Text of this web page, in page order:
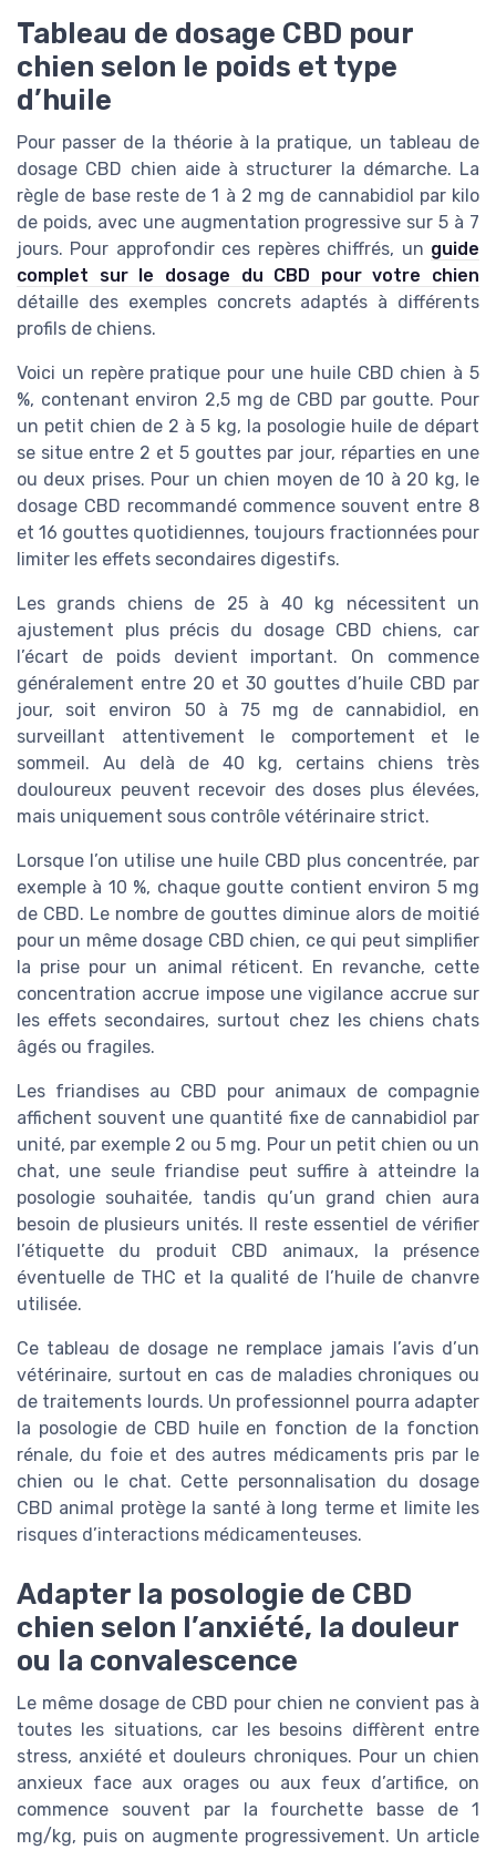
Tableau de dosage CBD pour
chien selon le poids et type
d’huile
Pour passer de la théorie à la pratique, un tableau de
dosage CBD chien aide à structurer la démarche. La
règle de base reste de 1 à 2 mg de cannabidiol par kilo
de poids, avec une augmentation progressive sur 5 à 7
jours. Pour approfondir ces repères chiffrés, un guide
complet sur le dosage du CBD pour votre chien
détaille des exemples concrets adaptés à différents
profils de chiens.
Voici un repère pratique pour une huile CBD chien à 5
%, contenant environ 2,5 mg de CBD par goutte. Pour
un petit chien de 2 à 5 kg, la posologie huile de départ
se situe entre 2 et 5 gouttes par jour, réparties en une
ou deux prises. Pour un chien moyen de 10 à 20 kg, le
dosage CBD recommandé commence souvent entre 8
et 16 gouttes quotidiennes, toujours fractionnées pour
limiter les effets secondaires digestifs.
Les grands chiens de 25 à 40 kg nécessitent un
ajustement plus précis du dosage CBD chiens, car
l’écart de poids devient important. On commence
généralement entre 20 et 30 gouttes d’huile CBD par
jour, soit environ 50 à 75 mg de cannabidiol, en
surveillant attentivement le comportement et le
sommeil. Au delà de 40 kg, certains chiens très
douloureux peuvent recevoir des doses plus élevées,
mais uniquement sous contrôle vétérinaire strict.
Lorsque l’on utilise une huile CBD plus concentrée, par
exemple à 10 %, chaque goutte contient environ 5 mg
de CBD. Le nombre de gouttes diminue alors de moitié
pour un même dosage CBD chien, ce qui peut simplifier
la prise pour un animal réticent. En revanche, cette
concentration accrue impose une vigilance accrue sur
les effets secondaires, surtout chez les chiens chats
âgés ou fragiles.
Les friandises au CBD pour animaux de compagnie
affichent souvent une quantité fixe de cannabidiol par
unité, par exemple 2 ou 5 mg. Pour un petit chien ou un
chat, une seule friandise peut suffire à atteindre la
posologie souhaitée, tandis qu’un grand chien aura
besoin de plusieurs unités. Il reste essentiel de vérifier
l’étiquette du produit CBD animaux, la présence
éventuelle de THC et la qualité de l’huile de chanvre
utilisée.
Ce tableau de dosage ne remplace jamais l’avis d’un
vétérinaire, surtout en cas de maladies chroniques ou
de traitements lourds. Un professionnel pourra adapter
la posologie de CBD huile en fonction de la fonction
rénale, du foie et des autres médicaments pris par le
chien ou le chat. Cette personnalisation du dosage
CBD animal protège la santé à long terme et limite les
risques d’interactions médicamenteuses.
Adapter la posologie de CBD
chien selon l’anxiété, la douleur
ou la convalescence
Le même dosage de CBD pour chien ne convient pas à
toutes les situations, car les besoins diffèrent entre
stress, anxiété et douleurs chroniques. Pour un chien
anxieux face aux orages ou aux feux d’artifice, on
commence souvent par la fourchette basse de 1
mg/kg, puis on augmente progressivement. Un article